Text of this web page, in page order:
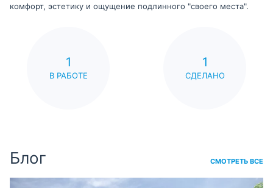
комфорт, эстетику и ощущение подлинного "своего места".
1
В РАБОТЕ
1
СДЕЛАНО
Блог СМОТРЕТЬ ВСЕ